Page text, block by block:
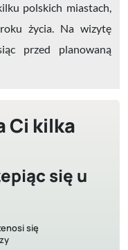
polskich miastach,
życia. Na wizytę
przed planowaną
Ci kilka
się u
się